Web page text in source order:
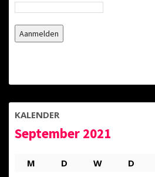
KALENDER
September 2021
M D W D